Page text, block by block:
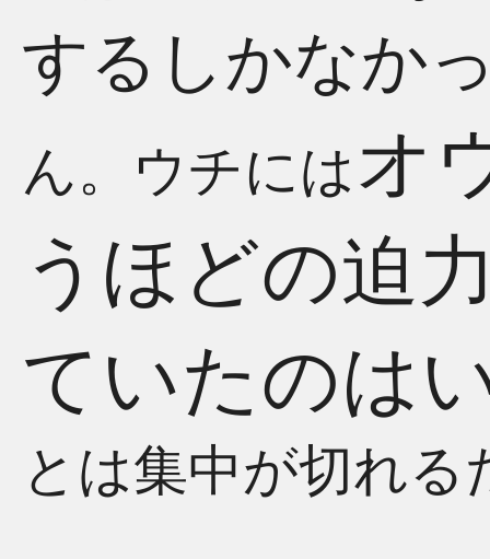
するしかなか
ん。ウチにはオ
うほどの迫
ていたのは
とは集中が切れる